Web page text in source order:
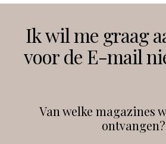
Instagram
Ik wil me graag
voor de E-mail
Van welke magazines
ontvangen?